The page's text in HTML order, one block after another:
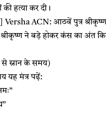
हत्या कर दी।
Versha ACN: आठवें पुत्र
ने बड़े होकर कंस का अंत
स्नान के समय)
यह मंत्र पढ़ें: